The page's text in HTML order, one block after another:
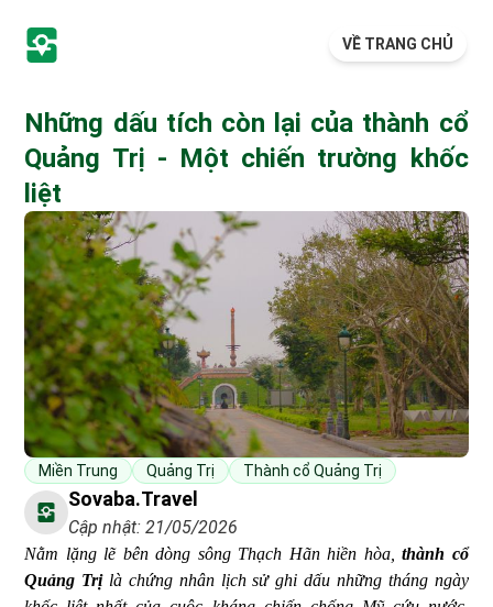
VỀ TRANG CHỦ
Những dấu tích còn lại của thành cổ
Quảng Trị - Một chiến trường khốc
liệt
Miền Trung Quảng Trị Thành cổ Quảng Trị
Sovaba.travel
Cập nhật: 21/05/2026
Nằm lặng lẽ bên dòng sông Thạch Hãn hiền hòa,thành cổ
Quảng Trịlà chứng nhân lịch sử ghi dấu những tháng ngày